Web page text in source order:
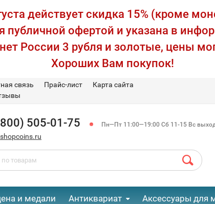
действует скидка 15% (кроме
публичной офертой и указана в
России 3 рубля и золотые, цены
Хороших Вам покупок!
связь Прайс-лист
Карта сайта
505-01-75 Пн—Пт 11:00—19:00 Сб 11-15 Вс
и медали Антиквариат Аксессуары для